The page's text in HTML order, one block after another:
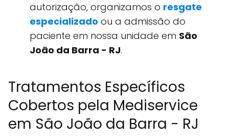
autorização, organizamos o resgate
especializado ou a admissão do
paciente em nossa unidade em São
João da Barra - RJ.
Tratamentos Específicos
Cobertos pela Mediservice
em São João da Barra - RJ